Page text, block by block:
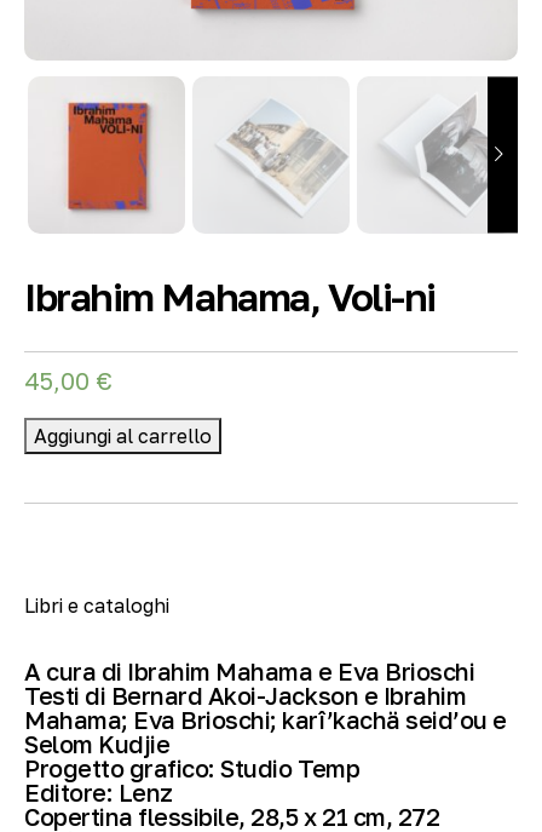
Ibrahim Mahama, Voli-ni
45,00 €
Aggiungi al carrello
Libri e cataloghi
A cura di Ibrahim Mahama e Eva Brioschi
Testi di Bernard Akoi-Jackson e Ibrahim
Mahama; Eva Brioschi; karî’kachä seid’ou e
Selom Kudjie
Progetto grafico: Studio Temp
Editore: Lenz
Copertina flessibile, 28,5 x 21 cm, 272